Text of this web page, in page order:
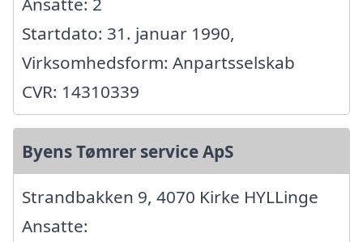
Startdato: 31. januar 1990,
Virksomhedsform: Anpartsselskab
CVR: 14310339
Byens Tømrer service ApS
Strandbakken 9, 4070 Kirke HYLLinge
Ansatte: